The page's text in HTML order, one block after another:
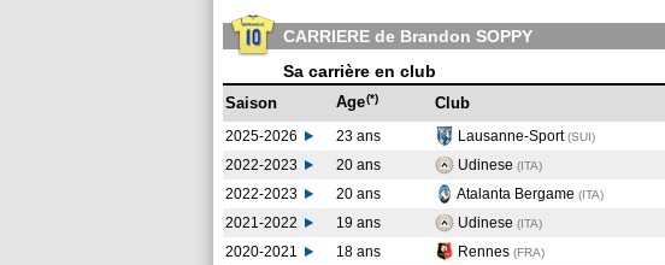
CARRIERE de Brandon SOPPY
Sa carrière en club
Saison Age(*) Club
2025-2026 23 ans Lausanne-Sport(SUI)
2022-2023
20 ans Udinese (ITA)
2022-2023
20 ans Atalanta Bergame (ITA)
2021-2022
19 ans Udinese (ITA)
2020-2021
18 ans Rennes (FRA)